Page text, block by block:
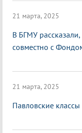
21 марта, 2025
В БГМУ
совместно с
21 марта, 2025
Павловские